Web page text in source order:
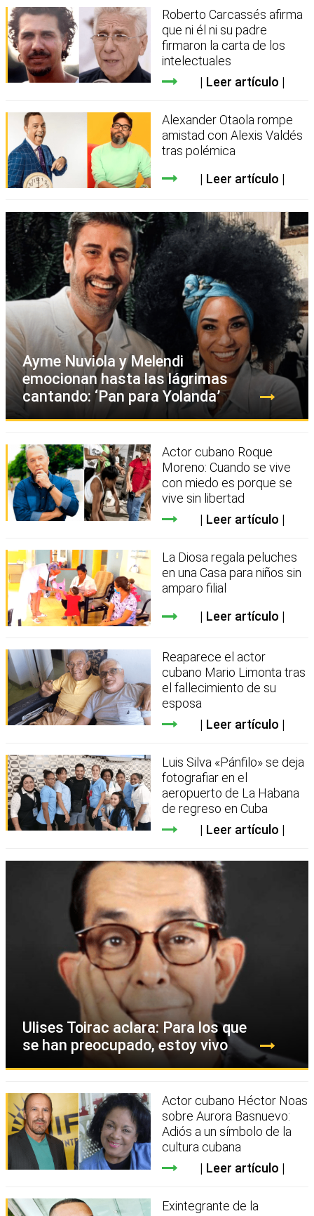
Roberto Carcassés afirma
que ni él ni su padre
firmaron la carta de los
intelectuales
Leer artículo
Alexander Otaola rompe
amistad con Alexis Valdés
tras polémica
Leer artículo
Ayme Nuviola y Melendi
emocionan hasta las lágrimas
cantando: ‘Pan para Yolanda’
Actor cubano Roque
Moreno: Cuando se vive
con miedo es porque se
vive sin libertad
Leer artículo
La Diosa regala peluches
en una Casa para niños sin
amparo filial
Leer artículo
Reaparece el actor
cubano Mario Limonta tras
el fallecimiento de su
esposa
Leer artículo
Luis Silva «Pánfilo» se deja
fotografiar en el
aeropuerto de La Habana
de regreso en Cuba
Leer artículo
Ulises Toirac aclara: Para los que
se han preocupado, estoy vivo
Actor cubano Héctor Noas
sobre Aurora Basnuevo:
Adiós a un símbolo de la
cultura cubana
Leer artículo
Exintegrante de la